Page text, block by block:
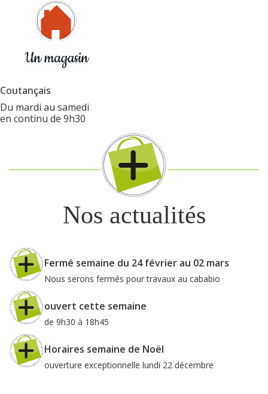
Coutançais
Du mardi au samedi
en continu de 9h30
Nos actualités
Fermé semaine du 24 février au 02 mars
Nous serons fermés pour travaux au cababio
ouvert cette semaine
de 9h30 à 18h45
Horaires semaine de Noël
ouverture exceptionnelle lundi 22 décembre